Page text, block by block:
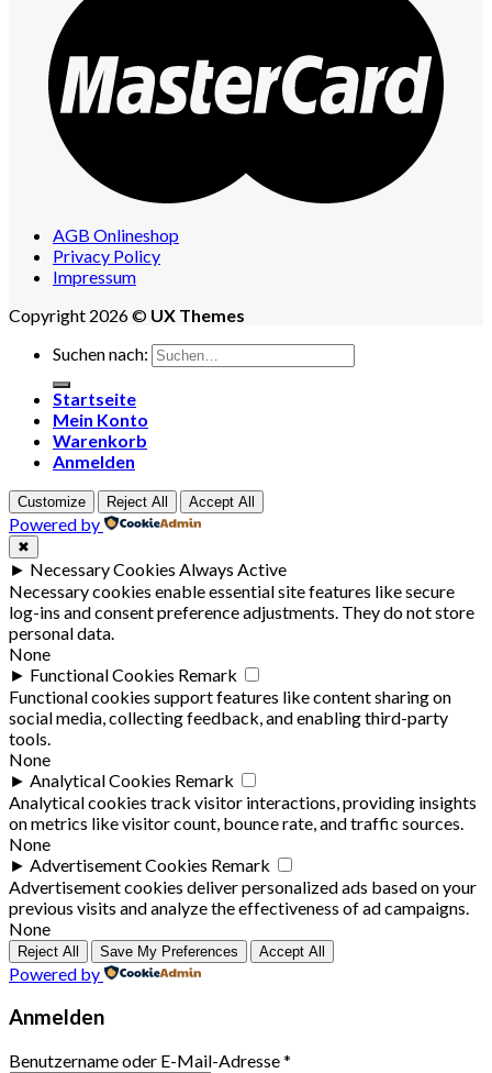
AGB Onlineshop
Privacy Policy
Impressum
Copyright 2026 © UX Themes
Suchen nach:
Startseite
Mein Konto
Warenkorb
Anmelden
Customize Reject All Accept All
Powered by
✖
► Necessary Cookies Always Active
Necessary cookies enable essential site features like secure
log-ins and consent preference adjustments. They do not store
personal data.
None
► Functional Cookies Remark
Functional cookies support features like content sharing on
social media, collecting feedback, and enabling third-party
tools.
None
► Analytical Cookies Remark
Analytical cookies track visitor interactions, providing insights
on metrics like visitor count, bounce rate, and traffic sources.
None
► Advertisement Cookies Remark
Advertisement cookies deliver personalized ads based on your
previous visits and analyze the effectiveness of ad campaigns.
None
Reject All Save My Preferences Accept All
Powered by
Anmelden
Benutzername oder E-Mail-Adresse*